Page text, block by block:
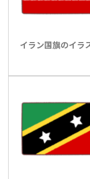
イラン国旗のイラ